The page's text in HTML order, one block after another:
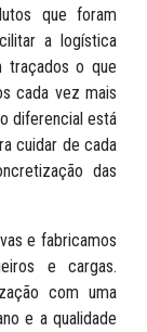
que foram
a logística
traçados o que
cada vez mais
diferencial está
cuidar de cada
das
e fabricamos
e cargas.
com uma
e a qualidade